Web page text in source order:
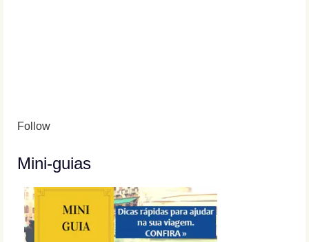
Follow
Mini-guias